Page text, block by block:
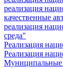
реализация
качественные
реализация
среда"
Реализация
Реализация
Муниципальные